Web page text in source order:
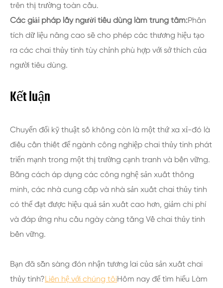
trên thị trường toàn cầu.
Các giải pháp lấy người tiêu dùng làm trung tâm:Phân
tích dữ liệu nâng cao sẽ cho phép các thương hiệu tạo
ra các chai thủy tinh tùy chỉnh phù hợp với sở thích của
người tiêu dùng.
Kết luận
Chuyển đổi kỹ thuật số không còn là một thứ xa xỉ-đó là
điều cần thiết để ngành công nghiệp chai thủy tinh phát
triển mạnh trong một thị trường cạnh tranh và bền vững.
Bằng cách áp dụng các công nghệ sản xuất thông
minh, các nhà cung cấp và nhà sản xuất chai thủy tinh
có thể đạt được hiệu quả sản xuất cao hơn, giảm chi phí
và đáp ứng nhu cầu ngày càng tăng Về chai thủy tinh
bền vững.
Bạn đã sẵn sàng đón nhận tương lai của sản xuất chai
thủy tinh?Liên hệ với chúng tôiHôm nay để tìm hiểu Làm